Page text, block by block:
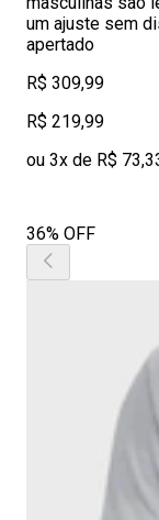
um ajuste sem
apertado
R$ 309,99
R$ 219,99
ou 3x de R$
36% OFF